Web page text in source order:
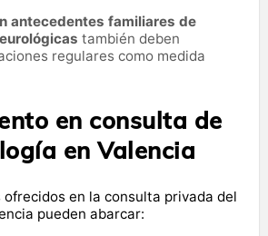
antecedentes familiares de
también deben
regulares como medida
en consulta de
en Valencia
en la consulta privada del
pueden abarcar: